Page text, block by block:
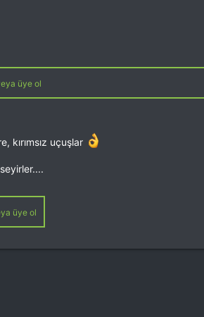
üye ol
kırımsız uçuşlar
üye ol